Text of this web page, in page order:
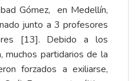
Gómez, en Medellín,
junto a 3 profesores
[13]. Debido a los
muchos partidarios de la
forzados a exiliarse,